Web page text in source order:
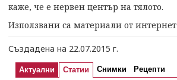
каже, че е нервен център на тялото.
Използвани са материали от интернет
Създадена на 22.07.2015 г.
Актуални Статии Снимки Рецепти